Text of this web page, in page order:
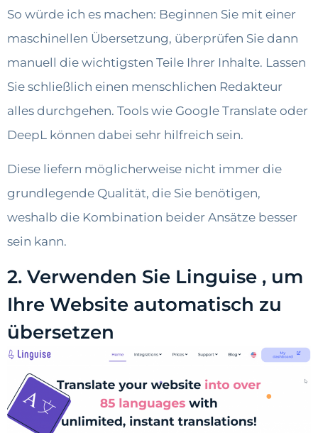
So würde ich es machen: Beginnen Sie mit einer
maschinellen Übersetzung, überprüfen Sie dann
manuell die wichtigsten Teile Ihrer Inhalte. Lassen
Sie schließlich einen menschlichen Redakteur
alles durchgehen. Tools wie Google Translate oder
DeepL können dabei sehr hilfreich sein.
Diese liefern möglicherweise nicht immer die
grundlegende Qualität, die Sie benötigen,
weshalb die Kombination beider Ansätze besser
sein kann.
2. Verwenden Sie Linguise , um
Ihre Website automatisch zu
übersetzen